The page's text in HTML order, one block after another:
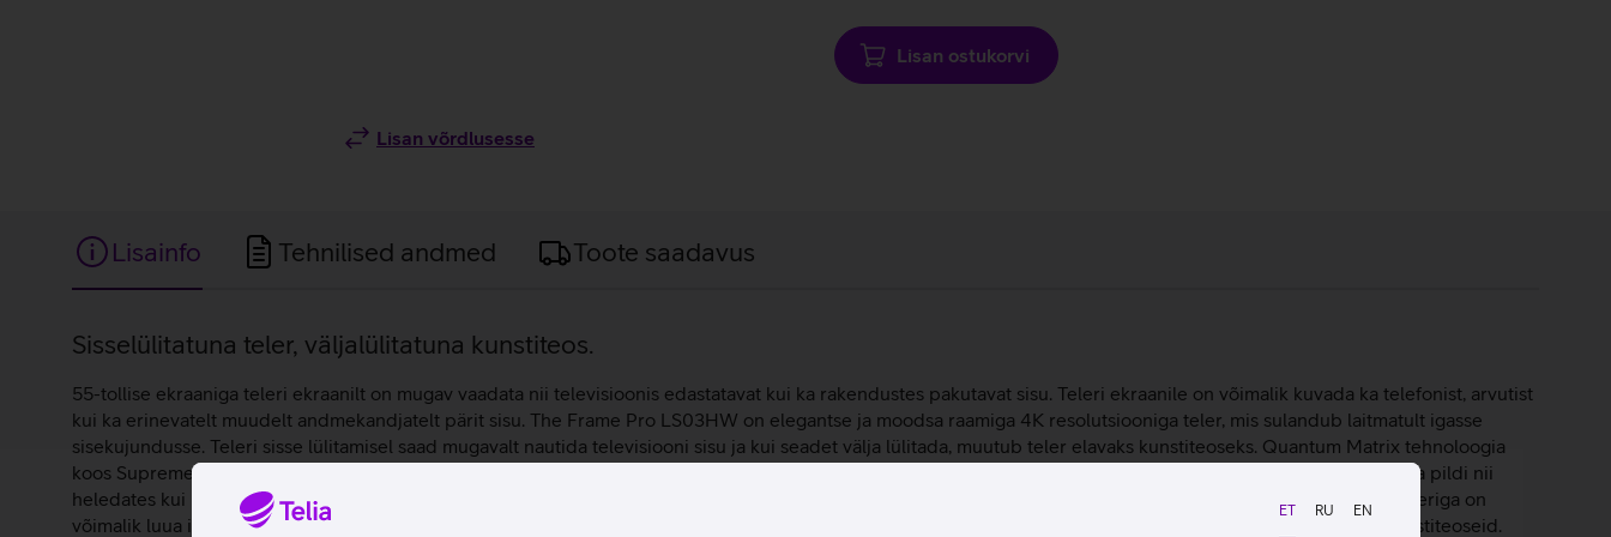
ET RU EN
Lisan võrdlusesse
laadimine
Lisan ostukorvi
Lisainfo Tehnilised andmed Toote saadavus
Lisainfo
Sisselülitatuna teler, väljalülitatuna kunstiteos.
55-tollise ekraaniga teleri ekraanilt on mugav vaadata nii televisioonis edastatavat kui ka rakendustes pakutavat sisu. Teleri ekraanile on võimalik kuvada ka telefonist, arvutist
kui ka erinevatelt muudelt andmekandjatelt pärit sisu. The Frame Pro LS03HW on elegantse ja moodsa raamiga 4K resolutsiooniga teler, mis sulandub laitmatult igasse
sisekujundusse. Teleri sisse lülitamisel saad mugavalt nautida televisiooni sisu ja kui seadet välja lülitada, muutub teler elavaks kunstiteoseks. Quantum Matrix tehnoloogia
koos Supreme Mini LED lahendusega võimaldab erakordselt täpset valgusjuhtimist ja sügavat kontrastsust, tagades visuaalselt tasakaalustatud ja selgelt eristuva pildi nii
heledates kui ka tumedates stseenides. NQ4 AI Gen3 protsessor analüüsib sisu reaalajas, parandades pildi teravust, värvitasakaalu ja detailide esiletõstmist. Teleriga on
võimalik luua isikupärastatud galerii, tuleb ainult valida ja märgistada lemmikuteks endale meeldivad kunstiteosed ja seade saabki kuvada sinu kõiki lemmikkunstiteoseid.